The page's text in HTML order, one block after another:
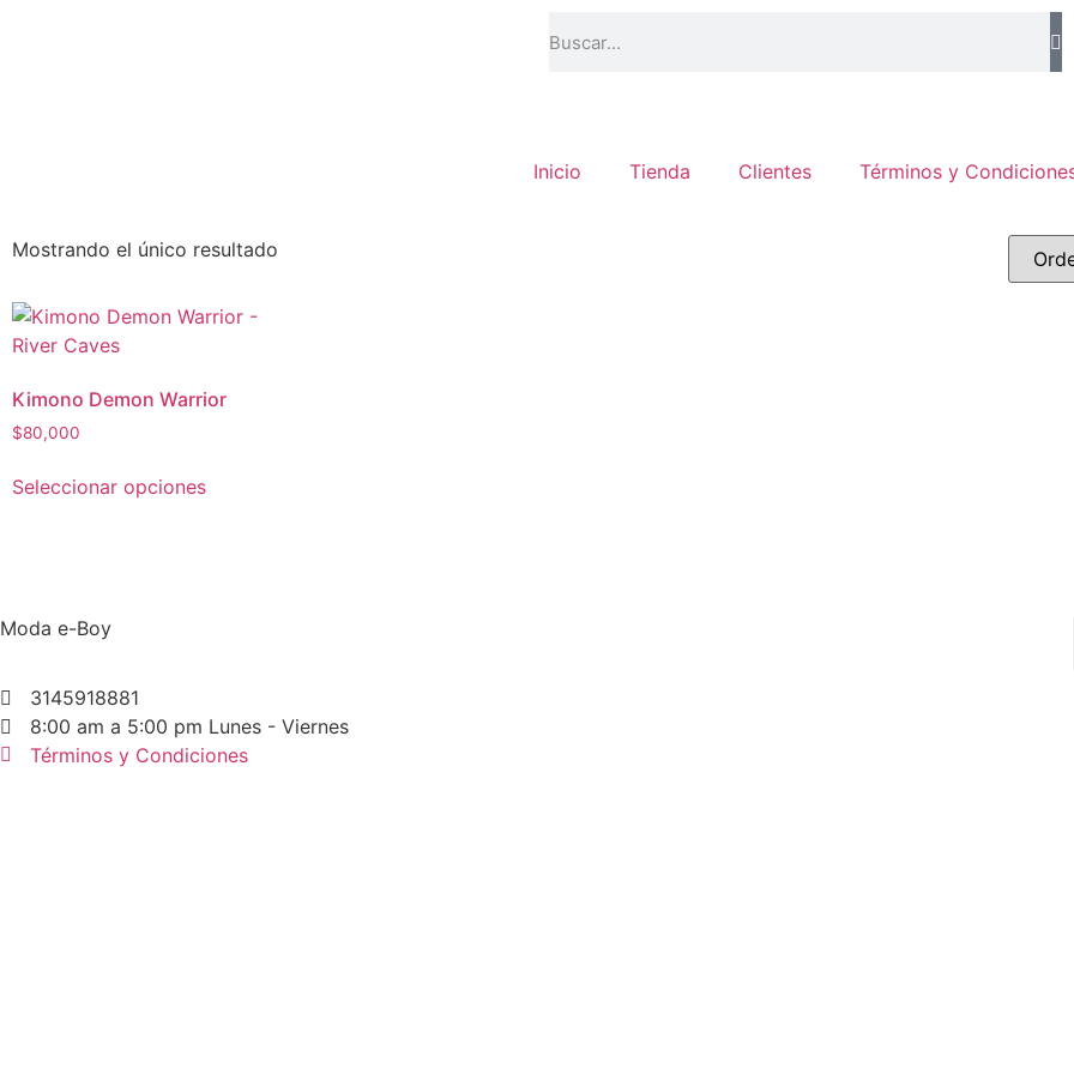
Inicio Tienda Clientes Términos y
Mostrando el único resultado
Kimono Demon Warrior
$80,000
Seleccionar opciones
Moda e-Boy
3145918881
8:00 am a 5:00 pm Lunes - Viernes
Términos y Condiciones